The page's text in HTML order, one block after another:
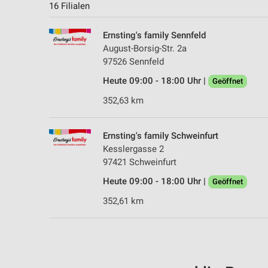
16 Filialen
Ernsting's family Sennfeld
August-Borsig-Str. 2a
97526 Sennfeld
Heute 09:00 - 18:00 Uhr |
Geöffnet
352,63 km
Ernsting's family Schweinfurt
Kesslergasse 2
97421 Schweinfurt
Heute 09:00 - 18:00 Uhr |
Geöffnet
352,61 km